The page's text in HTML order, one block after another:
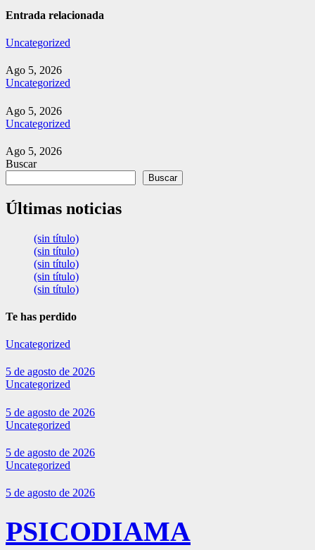
Entrada relacionada
Uncategorized
Ago 5, 2026
Uncategorized
Ago 5, 2026
Uncategorized
Ago 5, 2026
Buscar
Buscar
Últimas noticias
(sin título)
(sin título)
(sin título)
(sin título)
(sin título)
Te has perdido
Uncategorized
5 de agosto de 2026
Uncategorized
5 de agosto de 2026
Uncategorized
5 de agosto de 2026
Uncategorized
5 de agosto de 2026
PSICODIAMA